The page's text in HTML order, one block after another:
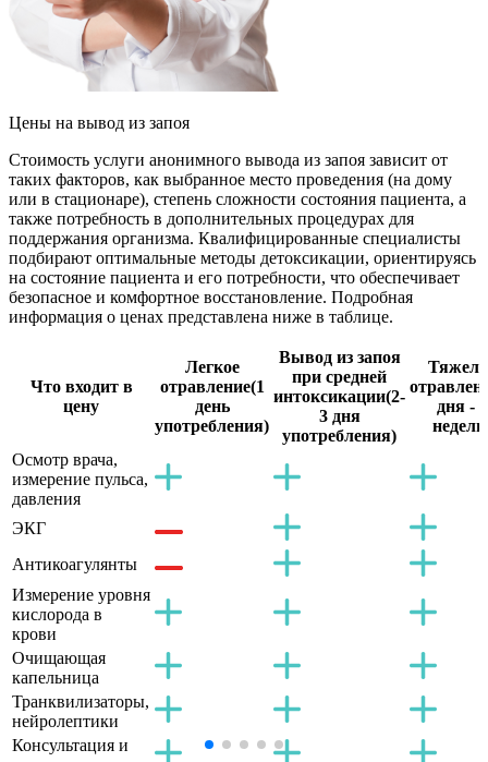
Цены на вывод из запоя
Стоимость услуги анонимного вывода из запоя зависит от
таких факторов, как выбранное место проведения (на дому
или в стационаре), степень сложности состояния пациента, а
также потребность в дополнительных процедурах для
поддержания организма. Квалифицированные специалисты
подбирают оптимальные методы детоксикации, ориентируясь
на состояние пациента и его потребности, что обеспечивает
безопасное и комфортное восстановление. Подробная
информация о ценах представлена ниже в таблице.
Что входит в
цену
Легкое
отравление(1
день
употребления)
Вывод из запоя
при средней
интоксикации(2-
3 дня
употребления)
дня - 2
Осмотр врача,
измерение пульса,
давления
ЭКГ
Антикоагулянты
Измерение уровня
кислорода в
крови
Очищающая
капельница
Транквилизаторы,
нейролептики
Консультация и